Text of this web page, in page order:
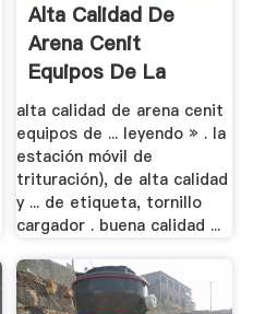
Alta Calidad De
Arena Cenit
Equipos De La
Planta
alta calidad de arena cenit
equipos de ... leyendo » . la
estación móvil de
trituración), de alta calidad
y ... de etiqueta, tornillo
cargador . buena calidad ...